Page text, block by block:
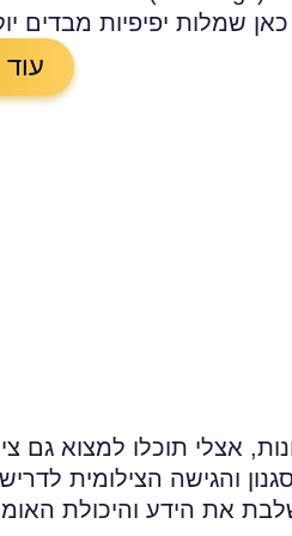
שמלות יפיפיות מבדים
אצלי תוכלו למצוא גם
והגישה הצילומית
הידע והיכולת